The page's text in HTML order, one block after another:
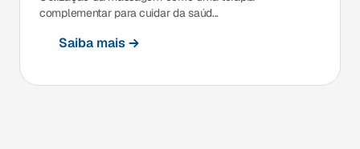
complementar para cuidar da saúd...
Saiba mais